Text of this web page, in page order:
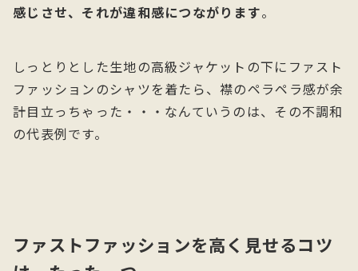
感じさせ、それが違和感につながります。
しっとりとした生地の高級ジャケットの下にファスト
ファッションのシャツを着たら、襟のペラペラ感が余
計目立っちゃった・・・なんていうのは、その不調和
の代表例です。
ファストファッションを高く見せるコツ